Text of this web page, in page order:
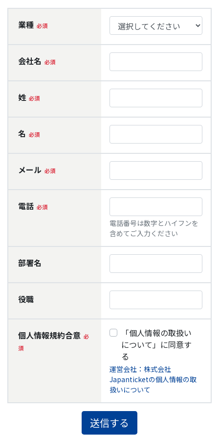
業種
会社名
姓
名
メール
電話
電話番号は数字とハイフンを
含めてご入力ください
部署名
役職
個人情報規約合意
「個人情報の取扱い
について」に同意す
る
運営会社：株式会社
Japanticketの個人情報の取
扱いについて